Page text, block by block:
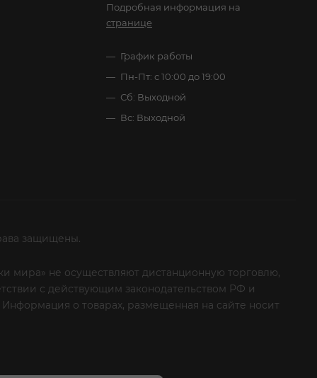
Подробная информация на
странице
График работы
Пн-Пт: с 10:00 до 19:00
Сб: Выходной
Вс: Выходной
защищены.
мира» не осуществляют дистанционную торговлю,
с действующим законодательством РФ и
о товарах, размещенная на сайте носит